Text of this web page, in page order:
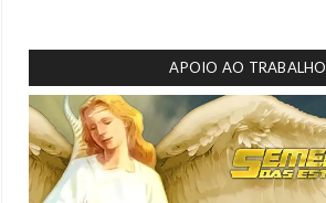
APOIO AO TRABALHO